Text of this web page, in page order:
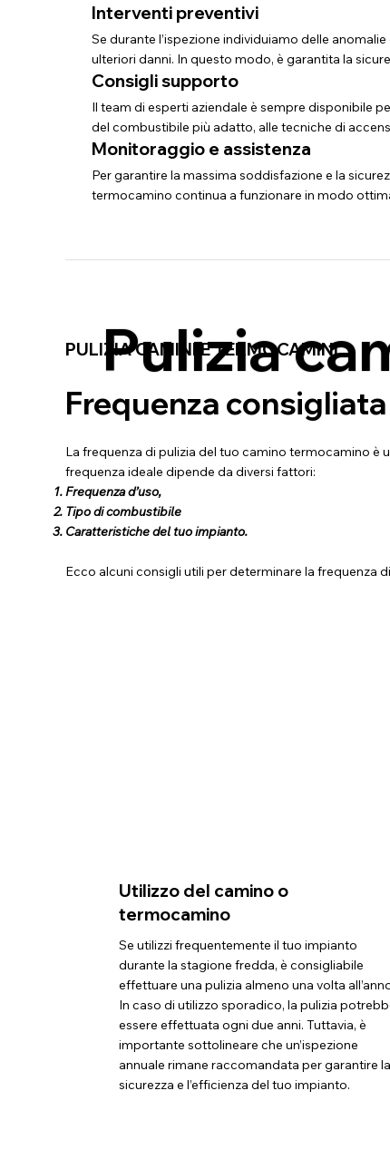
Interventi preventivi
Se durante l’ispezione individuiamo delle
ulteriori danni. In questo modo, è garantita la
Consigli supporto
Il team di esperti aziendale è sempre disponibile
del combustibile più adatto, alle tecniche di
Monitoraggio e assistenza
Per garantire la massima soddisfazione e la
termocamino continua a funzionare in modo
Pulizia
PULIZIA CAMINI E TERMOCAMINI
Frequenza
La frequenza di pulizia del tuo camino termocamino è
frequenza ideale dipende da diversi fattori:
Frequenza d’uso,
Tipo di combustibile
Caratteristiche del tuo impianto.
Ecco alcuni consigli utili per determinare la frequenza
Utilizzo del camino o
termocamino
Se utilizzi frequentemente il tuo impianto
durante la stagione fredda, è consigliabile
effettuare una pulizia almeno una volta
In caso di utilizzo sporadico, la pulizia
essere effettuata ogni due anni. Tuttavia, è
importante sottolineare che un’ispezione
annuale rimane raccomandata per garantire la
sicurezza e l’efficienza del tuo impianto.